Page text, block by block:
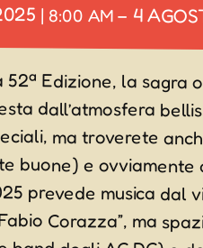
| 8:00 AM– 4
52ª Edizione, la
dall’atmosfera
ma troverete
buone) e
prevede musica
Corazza”, ma
band degli AC DC) e
la mitica e
(giovedì 31 Luglio) con
paesana di tutte le